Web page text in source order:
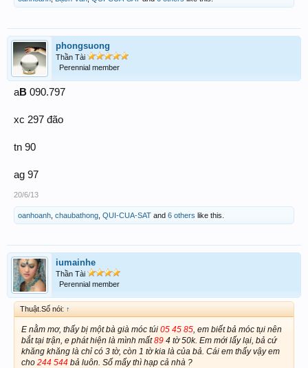
phongsuong
Thần Tài
Perennial member
aB 090.797
xc 297 đão
tn 90
ag 97
20/6/13
oanhoanh chaubathong QUI-CUA-SAT and 6 others like this.
iumainhe
Thần Tài
Perennial member
Thuật.Số nói: ↑
E nằm mơ, thấy bị một bà già móc túi 05 45 85, em biết bả móc tụi nên
bắt tại trận, e phát hiện là mình mất89 4 tờ 50k. Em mới lấy lại, bả cứ
khăng khăng là chỉ có 3 tờ, còn 1 tờ kia là của bả. Cái em thấy vậy em
cho 244 544 bả luôn. Số mấy thì hạp cả nhà ?